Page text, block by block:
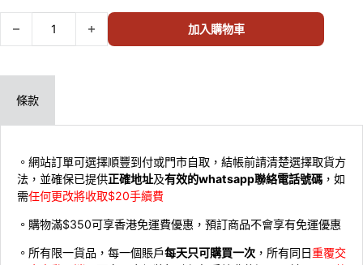
Bandai MG 1/100 Gundam Age-1 Normal 628428 數量
加入購物車
條款
。網站訂單可選擇順豐到付或門市自取，結帳前請清楚選擇取貨方
法，並確保已提供正確地址及有效的whatsapp聯絡電話號碼 ，如
需任何更改將收取$20手續費
。購物滿$350可享香港免運費優惠，預訂商品不會享有免運優惠
。所有限一貨品，每一個賬戶每天只可購買一次 ，所有同日重覆交